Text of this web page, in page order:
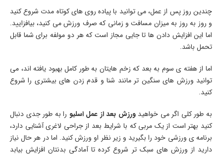
چندین روز پس از عمل، می توانید با پیاده روی های کوتاه مدت شروع کنید
و روز به روز به میزان مسافت و زمانی که صرف ورزش می کنید، بیافزایید.
اما این افزایش دادن ها تا جایی مجاز است که هر دو مولفه برای شما قابل
تحمل باشد.
اما از هفته ی سوم به بعد که زخم هایتان به طور کامل بهبود یافته‌ اند، می
توانید ورزش های سنگین تر مانند شنا و قدم زدن های بیشتری را شروع
کنید.
به طور ‌کلی اگر می خواهیدورزش بعد از عمل اسلیو را به طور جدی دنبال
کنید بهتر است از یک مربی که با شرایط بعد از جراحی لاغری آشنایی دارد،
برنامه ی ورزشی خود را بگیرید و زیر نظر او ورزش کنید. اما در هر حال نیاز
دارید از ورزش های سبک تر شروع کرده تا آمادگی بدنتان افزایش بیابد